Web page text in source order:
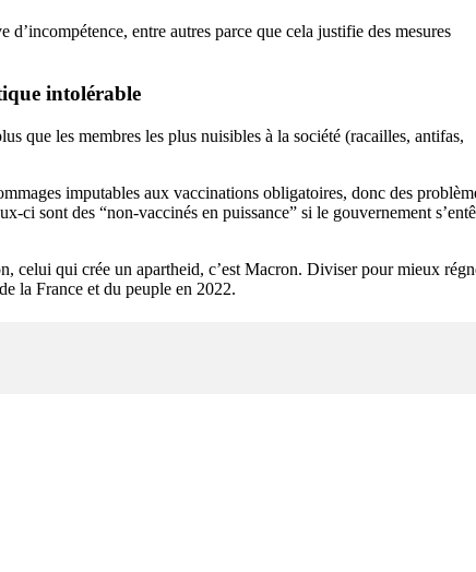
entre autres parce que cela justifie des mesures
intolérable
que les membres les plus nuisibles à la société (racailles, antifas,
imputables aux vaccinations obligatoires, donc des
sont des “non-vaccinés en puissance” si le gouvernement
celui qui crée un apartheid, c’est Macron. Diviser pour mieux
la France et du peuple en 2022.